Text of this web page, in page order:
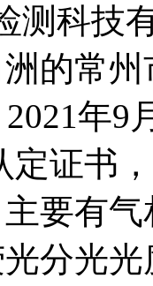
测科技
的常
年
定证书
要有
分光